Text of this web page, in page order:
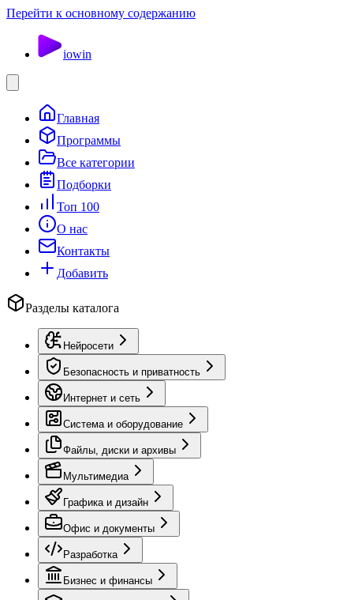
Перейти к основному содержанию
iowin
Главная
Программы
Все категории
Подборки
Топ 100
О нас
Контакты
Добавить
Разделы каталога
Нейросети
Безопасность и приватность
Интернет и сеть
Система и оборудование
Файлы, диски и архивы
Мультимедиа
Графика и дизайн
Офис и документы
Разработка
Бизнес и финансы